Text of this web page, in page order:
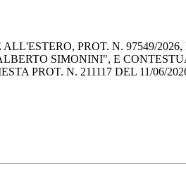
PROT. N. 97549/
SIMONINI", E
PROT. N. 211117 DEL 11/06/